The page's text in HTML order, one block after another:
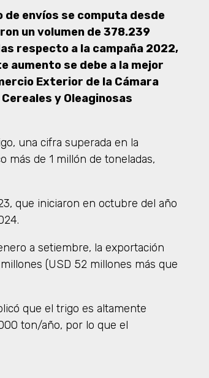
envíos se computa desde
un volumen de 378.239
respecto a la campaña 2022,
aumento se debe a la mejor
Exterior de la Cámara
y Oleaginosas
una cifra superada en la
más de 1 millón de toneladas,
que iniciaron en octubre del año
a setiembre, la exportación
(USD 52 millones más que
que el trigo es altamente
ton/año, por lo que el